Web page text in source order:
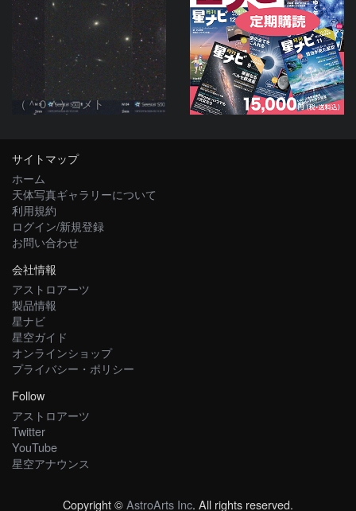
（＾０＾）コメト
サイトマップ
ホーム
天体写真ギャラリーについて
利用規約
ログイン/新規登録
お問い合わせ
会社情報
アストロアーツ
製品情報
星ナビ
星空ガイド
オンラインショップ
プライバシー・ポリシー
Follow
アストロアーツ
Twitter
YouTube
星空アナウンス
Copyright ©AstroArts Inc. All rights reserved.